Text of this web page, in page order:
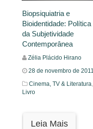
Biopsiquiatria e
Bioidentidade: Política
da Subjetividade
Contemporânea
Zélia Plácido Hirano
28 de novembro de 2011
Cinema, TV & Literatura
Livro
Leia Mais